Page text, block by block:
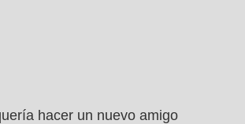
hacer un nuevo amigo